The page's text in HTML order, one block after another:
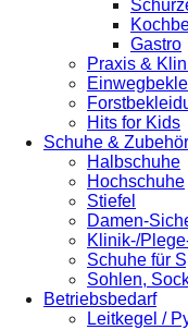
Gastro
Praxis &
Hits for Kids
Schuhe & Zubehör
Halbschuhe
Hochschuhe
Stiefel
Damen-
Klinik-/
Schuhe für
Sohlen,
Betriebsbedarf
Leitkegel /